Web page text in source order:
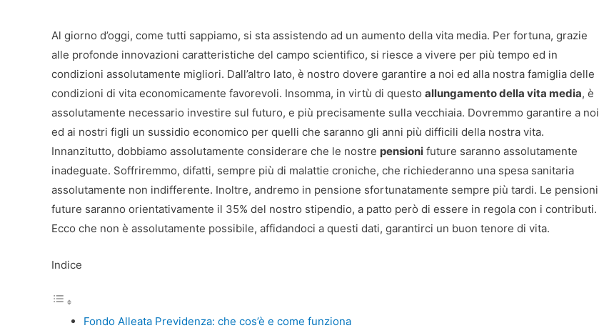
Al giorno d’oggi, come tutti sappiamo, si sta assistendo ad un aumento della vita media. Per fortuna, grazie
alle profonde innovazioni caratteristiche del campo scientifico, si riesce a vivere per più tempo ed in
condizioni assolutamente migliori. Dall’altro lato, è nostro dovere garantire a noi ed alla nostra famiglia delle
condizioni di vita economicamente favorevoli. Insomma, in virtù di questo allungamento della vita media, è
assolutamente necessario investire sul futuro, e più precisamente sulla vecchiaia. Dovremmo garantire a noi
ed ai nostri figli un sussidio economico per quelli che saranno gli anni più difficili della nostra vita.
Innanzitutto, dobbiamo assolutamente considerare che le nostre pensioni future saranno assolutamente
inadeguate. Soffriremmo, difatti, sempre più di malattie croniche, che richiederanno una spesa sanitaria
assolutamente non indifferente. Inoltre, andremo in pensione sfortunatamente sempre più tardi. Le pensioni
future saranno orientativamente il 35% del nostro stipendio, a patto però di essere in regola con i contributi.
Ecco che non è assolutamente possibile, affidandoci a questi dati, garantirci un buon tenore di vita.
Indice
Fondo Alleata Previdenza: che cos’è e come funziona